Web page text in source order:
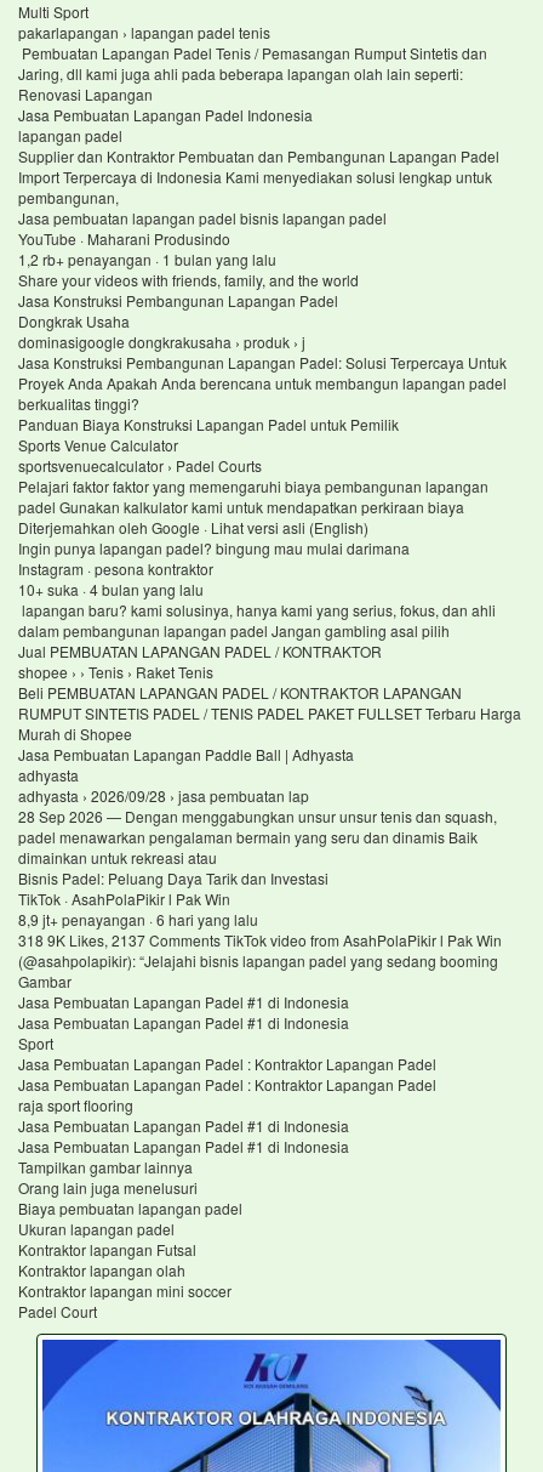
Multi Sport
pakarlapangan › lapangan padel tenis
Pembuatan Lapangan Padel Tenis / Pemasangan Rumput Sintetis dan
Jaring, dll kami juga ahli pada beberapa lapangan olah lain seperti:
Renovasi Lapangan
Jasa Pembuatan Lapangan Padel Indonesia
lapangan padel
Supplier dan Kontraktor Pembuatan dan Pembangunan Lapangan Padel
Import Terpercaya di Indonesia Kami menyediakan solusi lengkap untuk
pembangunan,
Jasa pembuatan lapangan padel bisnis lapangan padel
YouTube · Maharani Produsindo
1,2 rb+ penayangan · 1 bulan yang lalu
Share your videos with friends, family, and the world
Jasa Konstruksi Pembangunan Lapangan Padel
Dongkrak Usaha
dominasigoogle dongkrakusaha › produk › j
Jasa Konstruksi Pembangunan Lapangan Padel: Solusi Terpercaya Untuk
Proyek Anda Apakah Anda berencana untuk membangun lapangan padel
berkualitas tinggi?
Panduan Biaya Konstruksi Lapangan Padel untuk Pemilik
Sports Venue Calculator
sportsvenuecalculator › Padel Courts
Pelajari faktor faktor yang memengaruhi biaya pembangunan lapangan
padel Gunakan kalkulator kami untuk mendapatkan perkiraan biaya
Diterjemahkan oleh Google · Lihat versi asli (English)
Ingin punya lapangan padel? bingung mau mulai darimana
Instagram · pesona kontraktor
10+ suka · 4 bulan yang lalu
lapangan baru? kami solusinya, hanya kami yang serius, fokus, dan ahli
dalam pembangunan lapangan padel Jangan gambling asal pilih
Jual PEMBUATAN LAPANGAN PADEL / KONTRAKTOR
shopee › › Tenis › Raket Tenis
Beli PEMBUATAN LAPANGAN PADEL / KONTRAKTOR LAPANGAN
RUMPUT SINTETIS PADEL / TENIS PADEL PAKET FULLSET Terbaru Harga
Murah di Shopee
Jasa Pembuatan Lapangan Paddle Ball | Adhyasta
adhyasta
adhyasta › 2026/09/28 › jasa pembuatan lap
28 Sep 2026 — Dengan menggabungkan unsur unsur tenis dan squash,
padel menawarkan pengalaman bermain yang seru dan dinamis Baik
dimainkan untuk rekreasi atau
Bisnis Padel: Peluang Daya Tarik dan Investasi
TikTok · AsahPolaPikir l Pak Win
8,9 jt+ penayangan · 6 hari yang lalu
318 9K Likes, 2137 Comments TikTok video from AsahPolaPikir l Pak Win
(@asahpolapikir): “Jelajahi bisnis lapangan padel yang sedang booming
Gambar
Jasa Pembuatan Lapangan Padel #1 di Indonesia
Jasa Pembuatan Lapangan Padel #1 di Indonesia
Sport
Jasa Pembuatan Lapangan Padel : Kontraktor Lapangan Padel
Jasa Pembuatan Lapangan Padel : Kontraktor Lapangan Padel
raja sport flooring
Jasa Pembuatan Lapangan Padel #1 di Indonesia
Jasa Pembuatan Lapangan Padel #1 di Indonesia
Tampilkan gambar lainnya
Orang lain juga menelusuri
Biaya pembuatan lapangan padel
Ukuran lapangan padel
Kontraktor lapangan Futsal
Kontraktor lapangan olah
Kontraktor lapangan mini soccer
Padel Court